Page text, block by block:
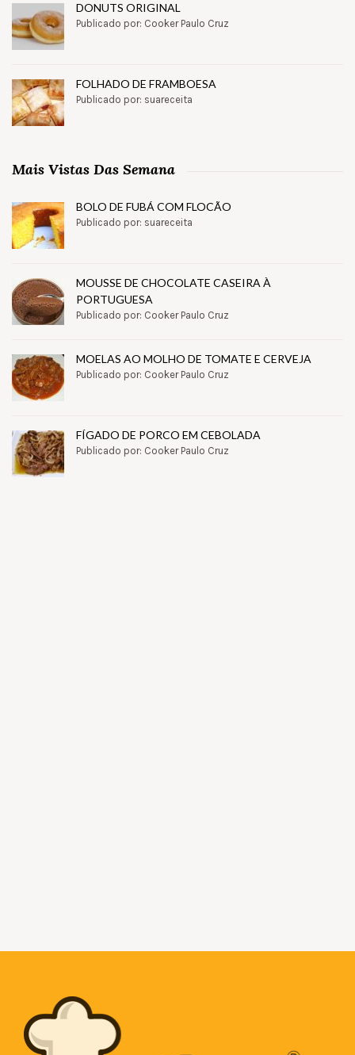
DONUTS ORIGINAL
Publicado por: Cooker Paulo Cruz
FOLHADO DE FRAMBOESA
Publicado por: suareceita
Mais Vistas Das Semana
BOLO DE FUBÁ COM FLOCÃO
Publicado por: suareceita
MOUSSE DE CHOCOLATE CASEIRA À
PORTUGUESA
Publicado por: Cooker Paulo Cruz
MOELAS AO MOLHO DE TOMATE E CERVEJA
Publicado por: Cooker Paulo Cruz
FÍGADO DE PORCO EM CEBOLADA
Publicado por: Cooker Paulo Cruz